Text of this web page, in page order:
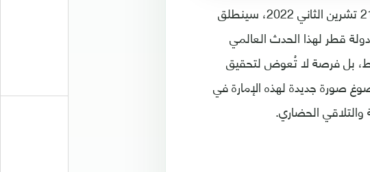
بدأ العد العكسي لمونديال قطر، رسمياً. بعد أربع سنوات بالتمام، في 21 تشرين الثاني 2022، سينطلق
قطر لهذا الحدث العالمي
فقط، بل فرصة لا تُعوض لتحقيق
صورة جديدة لهذه الإمارة في
الحضاري.